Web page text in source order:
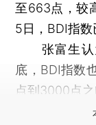
至663点，较
5日，BDI指数
张富生认
底，BDI指数
点到3000点